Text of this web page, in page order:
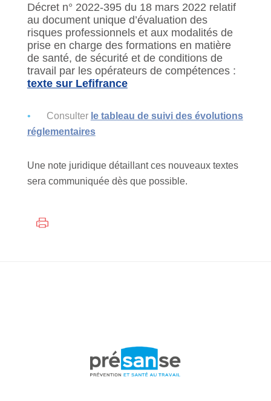
Décret n° 2022-395 du 18 mars 2022 relatif
au document unique d’évaluation des
risques professionnels et aux modalités de
prise en charge des formations en matière
de santé, de sécurité et de conditions de
travail par les opérateurs de compétences :
texte sur Lefifrance
Consulter le tableau de suivi des évolutions
réglementaires
Une note juridique détaillant ces nouveaux textes
sera communiquée dès que possible.